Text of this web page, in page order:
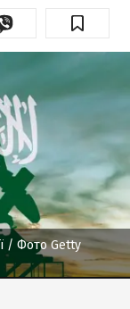
/ Фото Getty